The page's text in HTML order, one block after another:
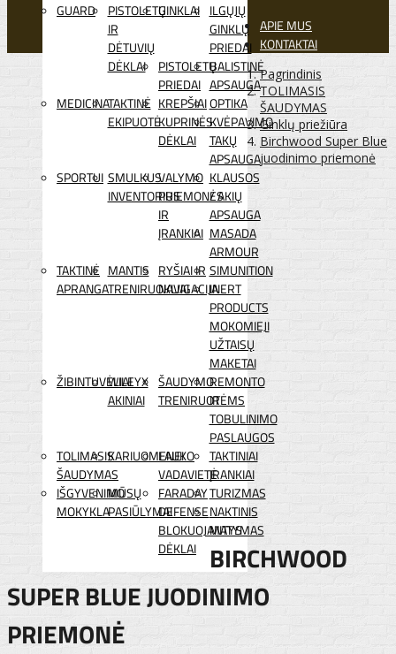
GUARD
PISTOLETŲ
IR
DĖTUVIŲ
DĖKLAI
GINKLAI ILGŲJŲ
GINKLŲ
PRIEDAI
PISTOLETŲ
PRIEDAI
BALISTINĖ
APSAUGA
MEDICINATAKTINĖ
EKIPUOTĖ
KREPŠIAI
KUPRINĖS
DĖKLAI
OPTIKA
KVĖPAVIMO
TAKŲ
APSAUGA
SPORTUI SMULKUS
INVENTORIUS
VALYMO
PRIEMONĖS
IR
ĮRANKIAI
KLAUSOS
/ AKIŲ
APSAUGA
MASADA
ARMOUR
TAKTINĖ
APRANGA
MANTIS
TRENIRUOKLIAI
RYŠIAI IR
NAVIGACIJA
SIMUNITION
INERT
PRODUCTS
MOKOMIEJI
UŽTAISŲ
MAKETAI
ŽIBINTUVĖLIAI
WILEYX
AKINIAI
ŠAUDYMO
TRENIRUOTĖMS
REMONTO
IR
TOBULINIMO
PASLAUGOS
TOLIMASIS
ŠAUDYMAS
KARIUOMENEI
LAUKO
VADAVIETĖ
TAKTINIAI
ĮRANKIAI
IŠGYVENIMO
MOKYKLA
MŪSŲ
PASIŪLYMAI
FARADAY
DEFENSE
BLOKUOJANTYS
DĖKLAI
TURIZMAS
NAKTINIS
MATYMAS
APIE MUS
KONTAKTAI
Pagrindinis
TOLIMASIS
ŠAUDYMAS
Ginklų priežiūra
Birchwood Super Blue
juodinimo priemonė
BIRCHWOOD
SUPER BLUE JUODINIMO
PRIEMONĖ